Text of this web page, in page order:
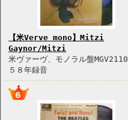
【米Verve mono】Mitzi
Gaynor/Mitzi
米ヴァーヴ、モノラル盤MGV2110
５８年録音